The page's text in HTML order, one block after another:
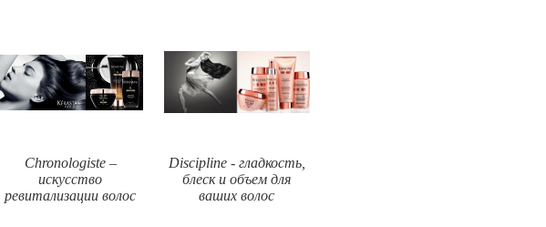
Chronologiste –
искусство
ревитализации волос
Discipline - гладкость,
блеск и объем для
ваших волос